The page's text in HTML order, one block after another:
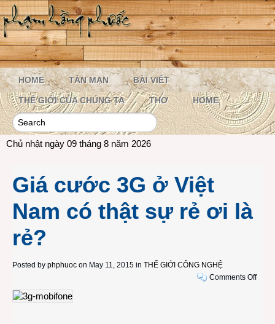
HOME TẢN MẠN BÀI VIẾT
THẾ GIỚI CỦA CHÚNG TA THƠ HOME
Chủ nhật ngày 09 tháng 8 năm 2026
Giá cước 3G ở Việt
Nam có thật sự rẻ ơi là
rẻ?
Posted by phphuoc on May 11, 2015 in THẾ GIỚI CÔNG NGHỆ
Comments Offon